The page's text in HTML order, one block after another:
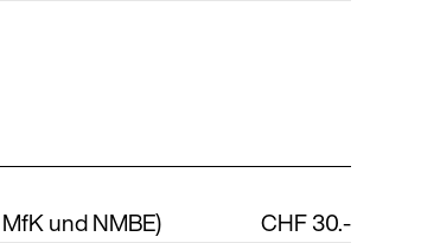
und NMBE)
CHF 30.-